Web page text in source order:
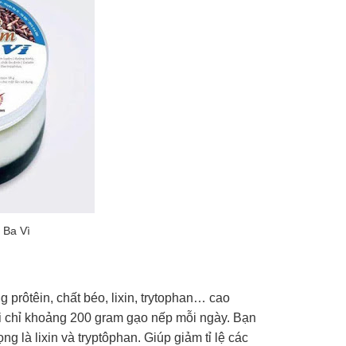
Vì
prôtêin, chất béo, lixin, trytophan… cao
khoảng 200 gram gạo nếp mỗi ngày. Bạn
là lixin và tryptôphan. Giúp giảm tỉ lệ các